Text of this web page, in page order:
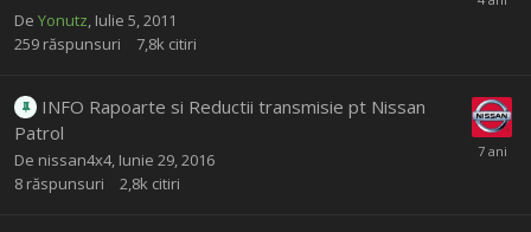
De Yonutz Iulie 5, 2011
259 răspunsuri 7,8k citiri
INFO Rapoarte si Reductii transmisie pt Nissan
Patrol
De nissan4x4, Iunie 29, 2016
8 răspunsuri 2,8k citiri